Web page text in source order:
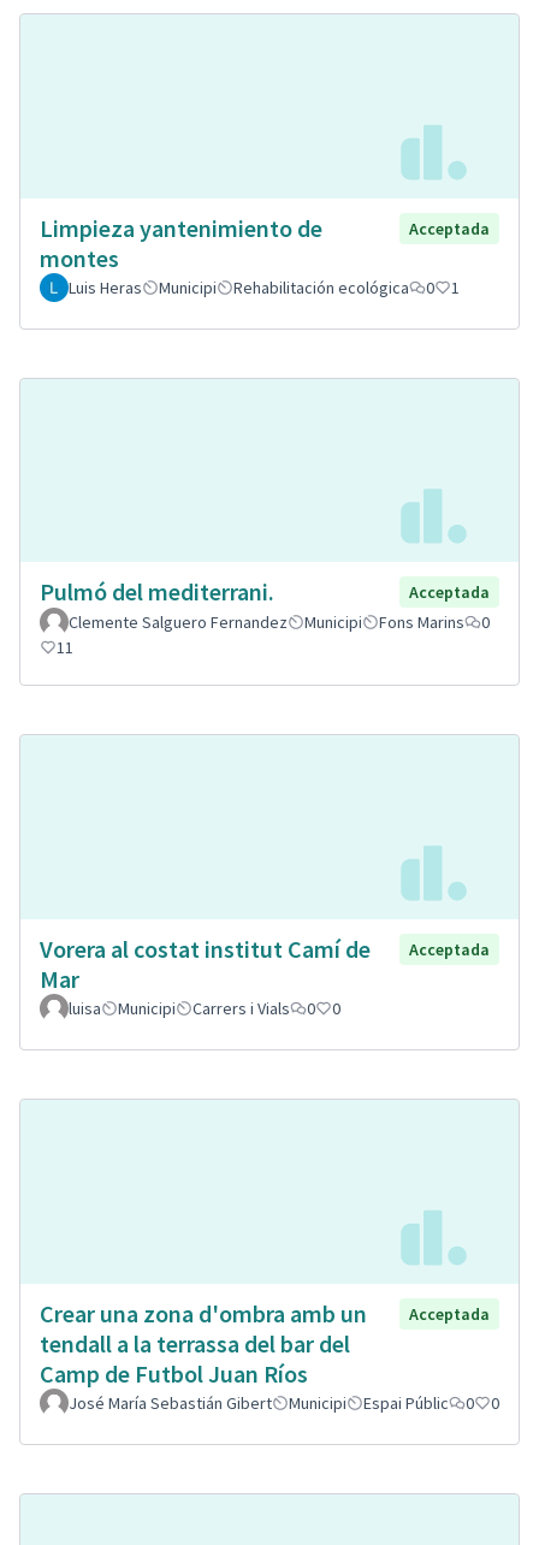
Limpieza yantenimiento de
montes
Acceptada
Luis Heras Municipi Rehabilitación ecológica 0 1
Pulmó del mediterrani.
Acceptada
Clemente Salguero Fernandez
Municipi Fons Marins
0
11
Vorera al costat institut Camí de
Mar
Acceptada
luisa Municipi Carrers i Vials 0 0
Crear una zona d'ombra amb un
tendall a la terrassa del bar del
Camp de Futbol Juan Ríos
Acceptada
José María Sebastián Gibert Municipi Espai Públic 0 0